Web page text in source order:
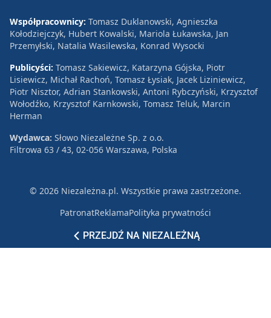
PRZEJDŹ NA NIEZALEŻNĄ
Współpracownicy: Tomasz Duklanowski, Agnieszka
Kołodziejczyk, Hubert Kowalski, Mariola Łukawska, Jan
Przemyłski, Natalia Wasilewska, Konrad Wysocki
Publicyści: Tomasz Sakiewicz, Katarzyna Gójska, Piotr
Lisiewicz, Michał Rachoń, Tomasz Łysiak, Jacek Liziniewicz,
Piotr Nisztor, Adrian Stankowski, Antoni Rybczyński, Krzysztof
Wołodźko, Krzysztof Karnkowski, Tomasz Teluk, Marcin
Herman
Wydawca: Słowo Niezależne Sp. z o.o.
Filtrowa 63 / 43, 02-056 Warszawa, Polska
© 2026 Niezależna.pl. Wszystkie prawa zastrzeżone.
PatronatReklamaPolityka prywatności